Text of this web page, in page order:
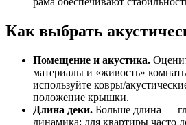
Как выбрать
Помещение и акустика.
материалы и «живость»
используйте ковры/
положение крышки.
Длина деки. Больше длина —
динамика; для квартиры часто